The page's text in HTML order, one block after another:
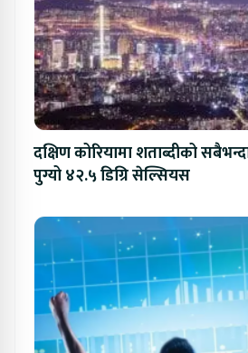
दक्षिण कोरियामा शताब्दीको
पुग्यो ४२.५ डिग्रि सेल्सियस